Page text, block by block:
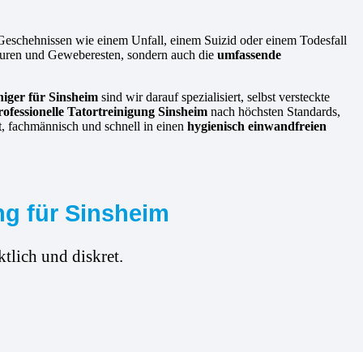
wie einem Unfall, einem Suizid oder einem Todesfall
und Geweberesten, sondern auch die umfassende
für Sinsheim sind wir darauf spezialisiert, selbst versteckte
Tatortreinigung Sinsheim nach höchsten Standards,
fachmännisch und schnell in einen hygienisch einwandfreien
für Sinsheim
und diskret.